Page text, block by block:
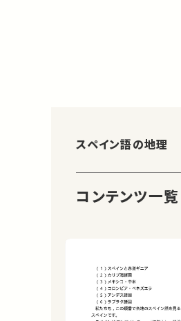
スペイン語の地理
コンテンツ一覧